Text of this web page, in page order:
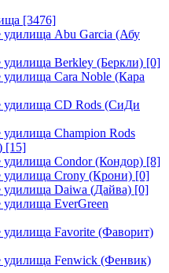
[3476]
Abu Garcia (Абу
Berkley (Беркли) [0]
Cara Noble (Кара
CD Rods (СиДи
Champion Rods
[15]
Condor (Кондор) [8]
Crony (Крони) [0]
Daiwa (Дайва) [0]
EverGreen
Favorite (Фаворит)
Fenwick (Фенвик)